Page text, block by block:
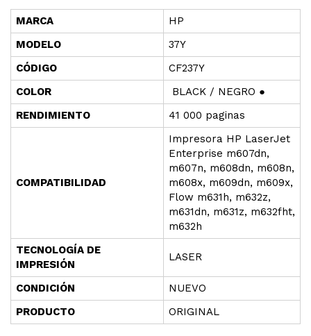
MARCA
HP
MODELO
37Y
CÓDIGO
CF237Y
COLOR
BLACK / NEGRO ●
RENDIMIENTO
41 000 paginas
COMPATIBILIDAD
Impresora HP LaserJet
Enterprise m607dn,
m607n, m608dn, m608n,
m608x, m609dn, m609x,
Flow m631h, m632z,
m631dn, m631z, m632fht,
m632h
TECNOLOGÍA DE
IMPRESIÓN
LASER
CONDICIÓN
NUEVO
PRODUCTO
ORIGINAL